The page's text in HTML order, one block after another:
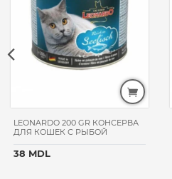
LEONARDO 200 GR КОНСЕРВА
ДЛЯ КОШЕК С РЫБОЙ
38 MDL